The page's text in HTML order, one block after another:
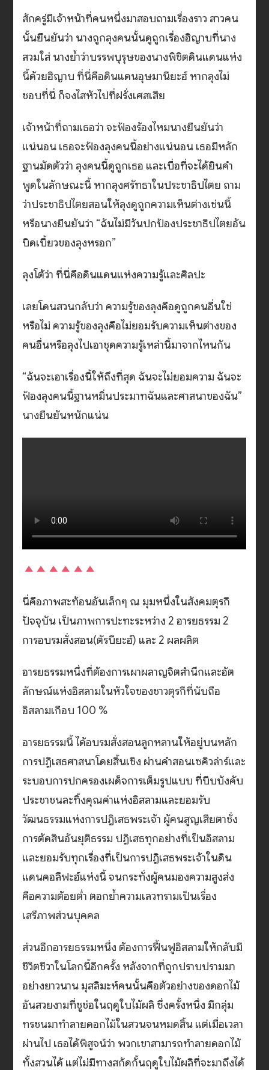
สักครู่มีเจ้าหน้าที่คนหนึ่งมาสอบถามเรื่องราว สาวคน
นั้นยืนยันว่า นางถูกลุงคนนั้นดูถูกเรื่องฮิญาบที่นาง
สวมใส่ นางย้ำว่าบรรพบุรุษของนางพิชิตดินแดนแห่ง
นี้ด้วยฮิญาบ ที่นี่คือดินแดนอุษมานียะฮ์ หากลุงไม่
ชอบที่นี่ ก็จงไสหัวไปที่ฝรั่งเศสเสีย
เจ้าหน้าที่ถามเธอว่า จะฟ้องร้องไหมนางยืนยันว่า
แน่นอน เธอจะฟ้องลุงคนนี้อย่างแน่นอน เธอมีหลัก
ฐานมัดตัวว่า ลุงคนนี้ดูถูกเธอ และเบื่อที่จะได้ยินคำ
พูดในลักษณะนี้ หากลุงศรัทธาในประชาธิปไตย ถาม
ว่าประชาธิปไตยสอนให้ลุงดูถูกความเห็นต่างเช่นนี้
หรือนางยืนยันว่า “ฉันไม่มีวันปกป้องประชาธิปไตยอัน
บิดเบี้ยวของลุงหรอก”
ลุงโต้ว่า ที่นี่คือดินแดนแห่งความรู้และศิลปะ
เลยโดนสวนกลับว่า ความรู้ของลุงคือดูถูกคนอื่นใช่
หรือไม่ ความรู้ของลุงคือไม่ยอมรับความเห็นต่างของ
คนอื่นหรือลุงไปเอาชุดความรู้เหล่านี้มาจากไหนกัน
“ฉันจะเอาเรื่องนี้ให้ถึงที่สุด ฉันจะไม่ยอมความ ฉันจะ
ฟ้องลุงคนนี้ฐานหมิ่นประมาทฉันและศาสนาของฉัน”
นางยืนยันหนักแน่น
นี่คือภาพสะท้อนอันเล็กๆ ณ มุมหนึ่งในสังคมตุรกี
ปัจจุบัน เป็นภาพการปะทะระหว่าง 2 อารยธรรม 2
การอบรมสั่งสอน(ตัรบียะฮ์) และ 2 ผลผลิต
อารยธรรมหนึ่งที่ต้องการเผาผลาญจิตสำนึกและอัต
ลักษณ์แห่งอิสลามในหัวใจของชาวตุรกีที่นับถือ
อิสลามเกือบ 100 %
อารยธรรมนี้ ได้อบรมสั่งสอนลูกหลานให้อยู่บนหลัก
การปฏิเสธศาสนาโดยสิ้นเชิง ผ่านคำสอนเซคิวล่าร์และ
ระบอบการปกครองเผด็จการเต็มรูปแบบ ที่บีบบังคับ
ประชาชนละทิ้งคุณค่าแห่งอิสลามและยอมรับ
วัฒนธรรมแห่งการปฎิเสธพระเจ้า ผู้คนสูญเสียตาชั่ง
การตัดสินอันยุติธรรม ปฏิเสธทุกอย่างที่เป็นอิสลาม
และยอมรับทุกเรื่องที่เป็นการปฏิเสธพระเจ้าในดิน
แดนคอลีฟะฮ์แห่งนี้ จนกระทั่งผู้คนมองความสูงส่ง
คือความต้อยต่ำ ตอกย้ำความเลวทรามเป็นเรื่อง
เสรีภาพส่วนบุคคล
ส่วนอีกอารยธรรมหนึ่ง ต้องการฟื้นฟูอิสลามให้กลับมี
ชีวิตชีวาในโลกนี้อีกครั้ง หลังจากที่ถูกปราบปรามมา
อย่างยาวนาน มุสลิมะห์คนนั้นคือตัวอย่างของดอกไม้
อันสวยงามที่ชูช่อในฤดูใบไม้ผลิ ซึ่งครั้งหนึ่ง มีกลุ่ม
ทรชนมาทำลายดอกไม้ในสวนจนหมดสิ้น แต่เมื่อเวลา
ผ่านไป เธอได้พิสูจน์ว่า พวกเขาสามารถทำลายดอกไม้
ทั้งสวนได้ แต่ไม่มีทางสกัดกั้นฤดูใบไม้ผลิที่จะมาถึงได้